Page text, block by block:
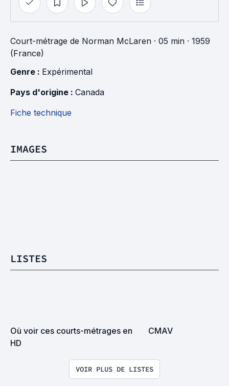
Court-métrage de Norman McLaren · 05 min · 1959
(France)
Genre : Expérimental
Pays d'origine : Canada
Fiche technique
IMAGES
LISTES
Où voir ces courts-métrages en
HD
CMAV
VOIR PLUS DE LISTES